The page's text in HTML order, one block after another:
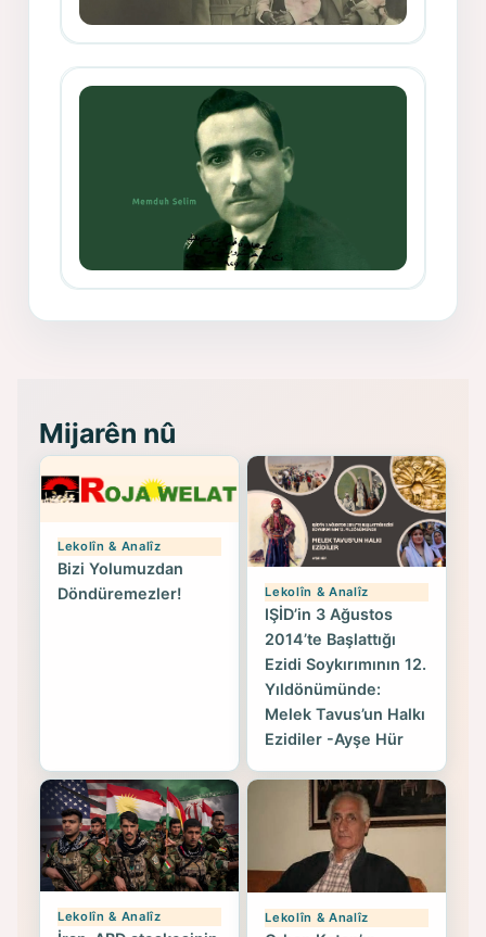
(Hoybun)’un Kuruluş Çalışmaları- 8
Mijarên nû
Lekolîn & Analîz
Bizi Yolumuzdan
Döndüremezler!
Lekolîn & Analîz
IŞİD’in 3 Ağustos
2014’te Başlattığı
Ezidi Soykırımının 12.
Yıldönümünde:
Melek Tavus’un Halkı
Ezidiler -Ayşe Hür
Lekolîn & Analîz Lekolîn & Analîz